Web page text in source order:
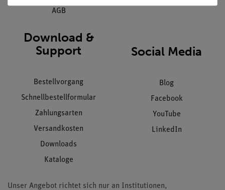
AGB
Download &
Support
Bestellvorgang
Schnellbestellformular
Zahlungsarten
Versandkosten
Downloads
Kataloge
Social Media
Blog
Facebook
YouTube
LinkedIn
Unser Angebot richtet sich nur an Institutionen,